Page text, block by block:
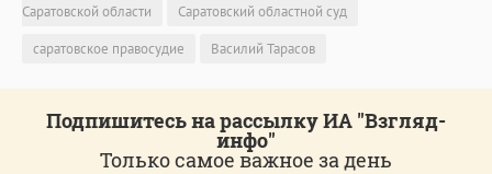
Саратовской области
Саратовский областной суд
саратовское правосудие
Василий Тарасов
Подпишитесь на рассылку ИА "Взгляд-
инфо"
Только самое важное за день